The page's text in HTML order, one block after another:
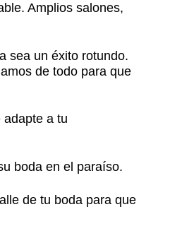
Amplios salones,
sea un éxito rotundo.
de todo para que
a tu
boda en el paraíso.
de tu boda para que